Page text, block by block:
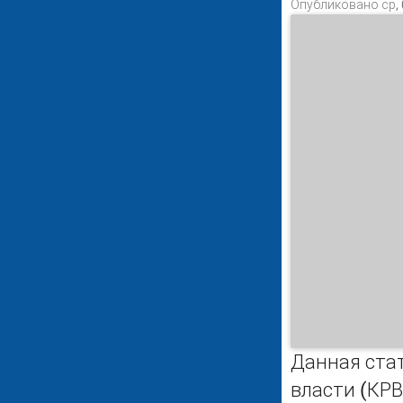
Опубликовано
Данная
власти